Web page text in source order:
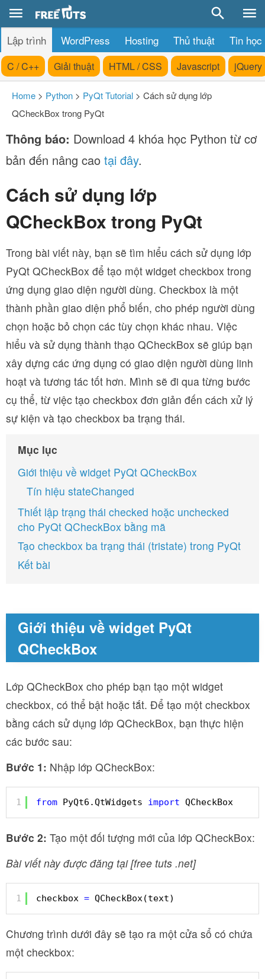
Lập trình WordPress Hosting Thủ thuật Tin học
C / C++ Giải thuật HTML / CSS Javascript jQuery
Home > Python > PyQt Tutorial > Cách sử dụng lớp
QCheckBox trong PyQt
Thông báo: Download 4 khóa học Python từ cơ
bản đến nâng cao tại đây.
Cách sử dụng lớp
QCheckBox trong PyQt
Trong bài viết này, bạn sẽ tìm hiểu cách sử dụng lớp
PyQt QCheckBox để tạo một widget checkbox trong
ứng dụng giao diện người dùng. Checkbox là một
thành phần giao diện phổ biến, cho phép người dùng
chọn hoặc bỏ chọn các tùy chọn khác nhau. Việc
hiểu và sử dụng thành thạo QCheckBox sẽ giúp bạn
xây dựng các ứng dụng có giao diện người dùng linh
hoạt và tương tác tốt hơn. Mình sẽ đi qua từng bước
cụ thể, từ việc tạo checkbox đơn giản đến cách xử lý
sự kiện và tạo checkbox ba trạng thái.
Mục lục
Giới thiệu về widget PyQt QCheckBox
Tín hiệu stateChanged
Thiết lập trạng thái checked hoặc unchecked
cho PyQt QCheckBox bằng mã
Tạo checkbox ba trạng thái (tristate) trong PyQt
Kết bài
Giới thiệu về widget PyQt
QCheckBox
Lớp QCheckBox cho phép bạn tạo một widget
checkbox, có thể bật hoặc tắt. Để tạo một checkbox
bằng cách sử dụng lớp QCheckBox, bạn thực hiện
các bước sau:
Bước 1: Nhập lớp QCheckBox:
1 from PyQt6.QtWidgets import QCheckBox
Bước 2: Tạo một đối tượng mới của lớp QCheckBox:
Bài viết này được đăng tại [free tuts .net]
1 checkbox = QCheckBox(text)
Chương trình dưới đây sẽ tạo ra một cửa sổ có chứa
một checkbox: